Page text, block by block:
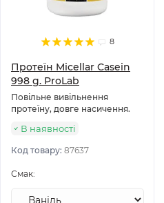
8
Протеїн Micellar Casein
998 g. ProLab
Повільне вивільнення
протеїну, довге насичення.
В наявності
Код товару: 87637
Смак: